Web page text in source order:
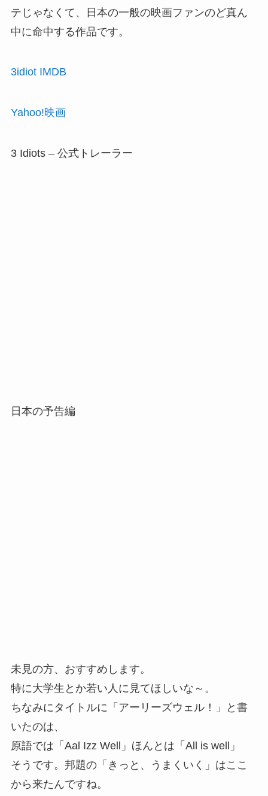
テじゃなくて、日本の一般の映画ファンのど真ん
中に命中する作品です。
3idiot IMDB
Yahoo!映画
3 Idiots – 公式トレーラー
日本の予告編
未見の方、おすすめします。
特に大学生とか若い人に見てほしいな～。
ちなみにタイトルに「アーリーズウェル！」と書
いたのは、
原語では「Aal Izz Well」ほんとは「All is well」
そうです。邦題の「きっと、うまくいく」はここ
から来たんですね。